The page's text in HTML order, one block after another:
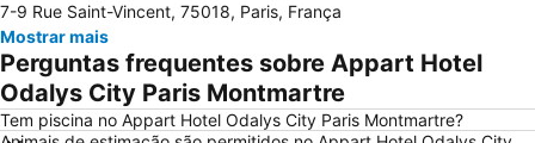
8th district Élysée
9th district Opéra
Museu do Louvre
6th district Luxembourg
Paris Expo Porte de Versailles 5th district Panthéon
Stade de France
Montparnasse
7-9 Rue Saint-Vincent, 75018, Paris, França
Mostrar mais
Perguntas frequentes sobre Appart Hotel
Odalys City Paris Montmartre
Tem piscina no Appart Hotel Odalys City Paris Montmartre?